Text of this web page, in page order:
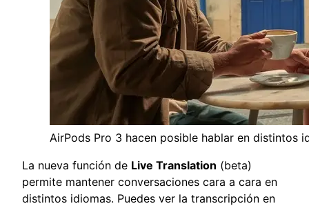
AirPods Pro 3 hacen posible hablar en distintos
La nueva función de Live Translation (beta)
permite mantener conversaciones cara a cara en
distintos idiomas. Puedes ver la transcripción en